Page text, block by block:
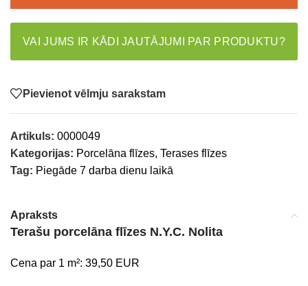
VAI JUMS IR KĀDI JAUTĀJUMI PAR PRODUKTU?
Pievienot vēlmju sarakstam
Artikuls: 0000049
Kategorijas: Porcelāna flīzes, Terases flīzes
Tag: Piegāde 7 darba dienu laikā
Apraksts
Terašu porcelāna flīzes N.Y.C. Nolita
Cena par 1 m²: 39,50 EUR